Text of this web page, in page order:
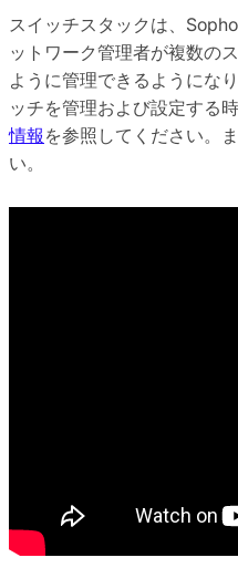
スイッチスタックは、
ットワーク管理者が複数の
ように管理できるようにな
ッチを管理および設定する
情報 を参照してください。
い。